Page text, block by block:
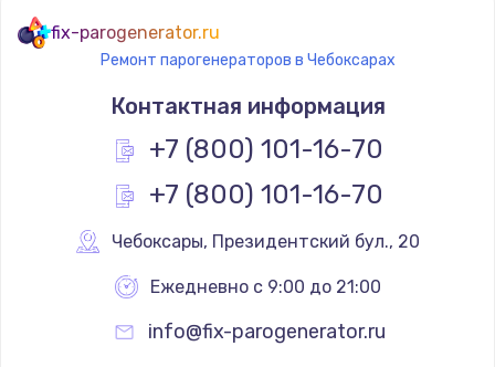
fix-parogenerator.ru
Ремонт парогенераторов в Чебоксарах
Контактная информация
+7 (800) 101-16-70
+7 (800) 101-16-70
Чебоксары, Президентский бул., 20
Ежедневно с 9:00 до 21:00
info@fix-parogenerator.ru